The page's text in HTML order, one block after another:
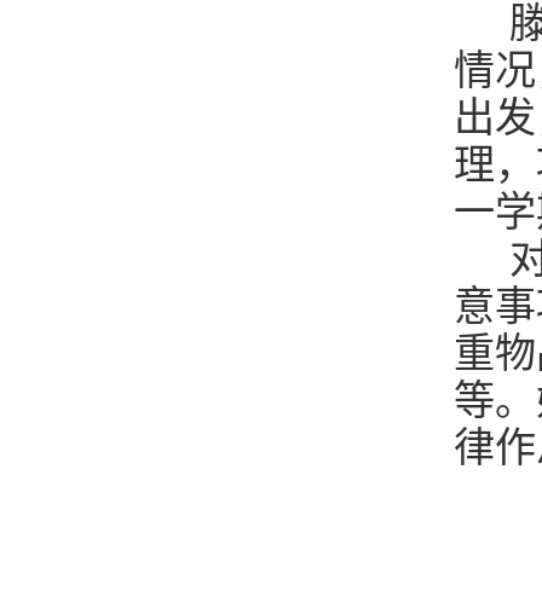
情
出
理
一
意
重
等
律